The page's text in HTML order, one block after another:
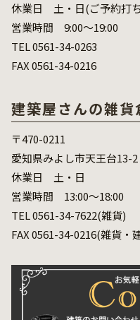
休業日 土・日(ご予約打
営業時間 9:00～19:00
TEL 0561-34-0263
FAX 0561-34-0216
建築屋さんの雑
〒470-0211
愛知県みよし市天王台13-2
休業日 土・日
営業時間 13:00～18:00
TEL 0561-34-7622(雑貨)
FAX 0561-34-0216(雑貨・